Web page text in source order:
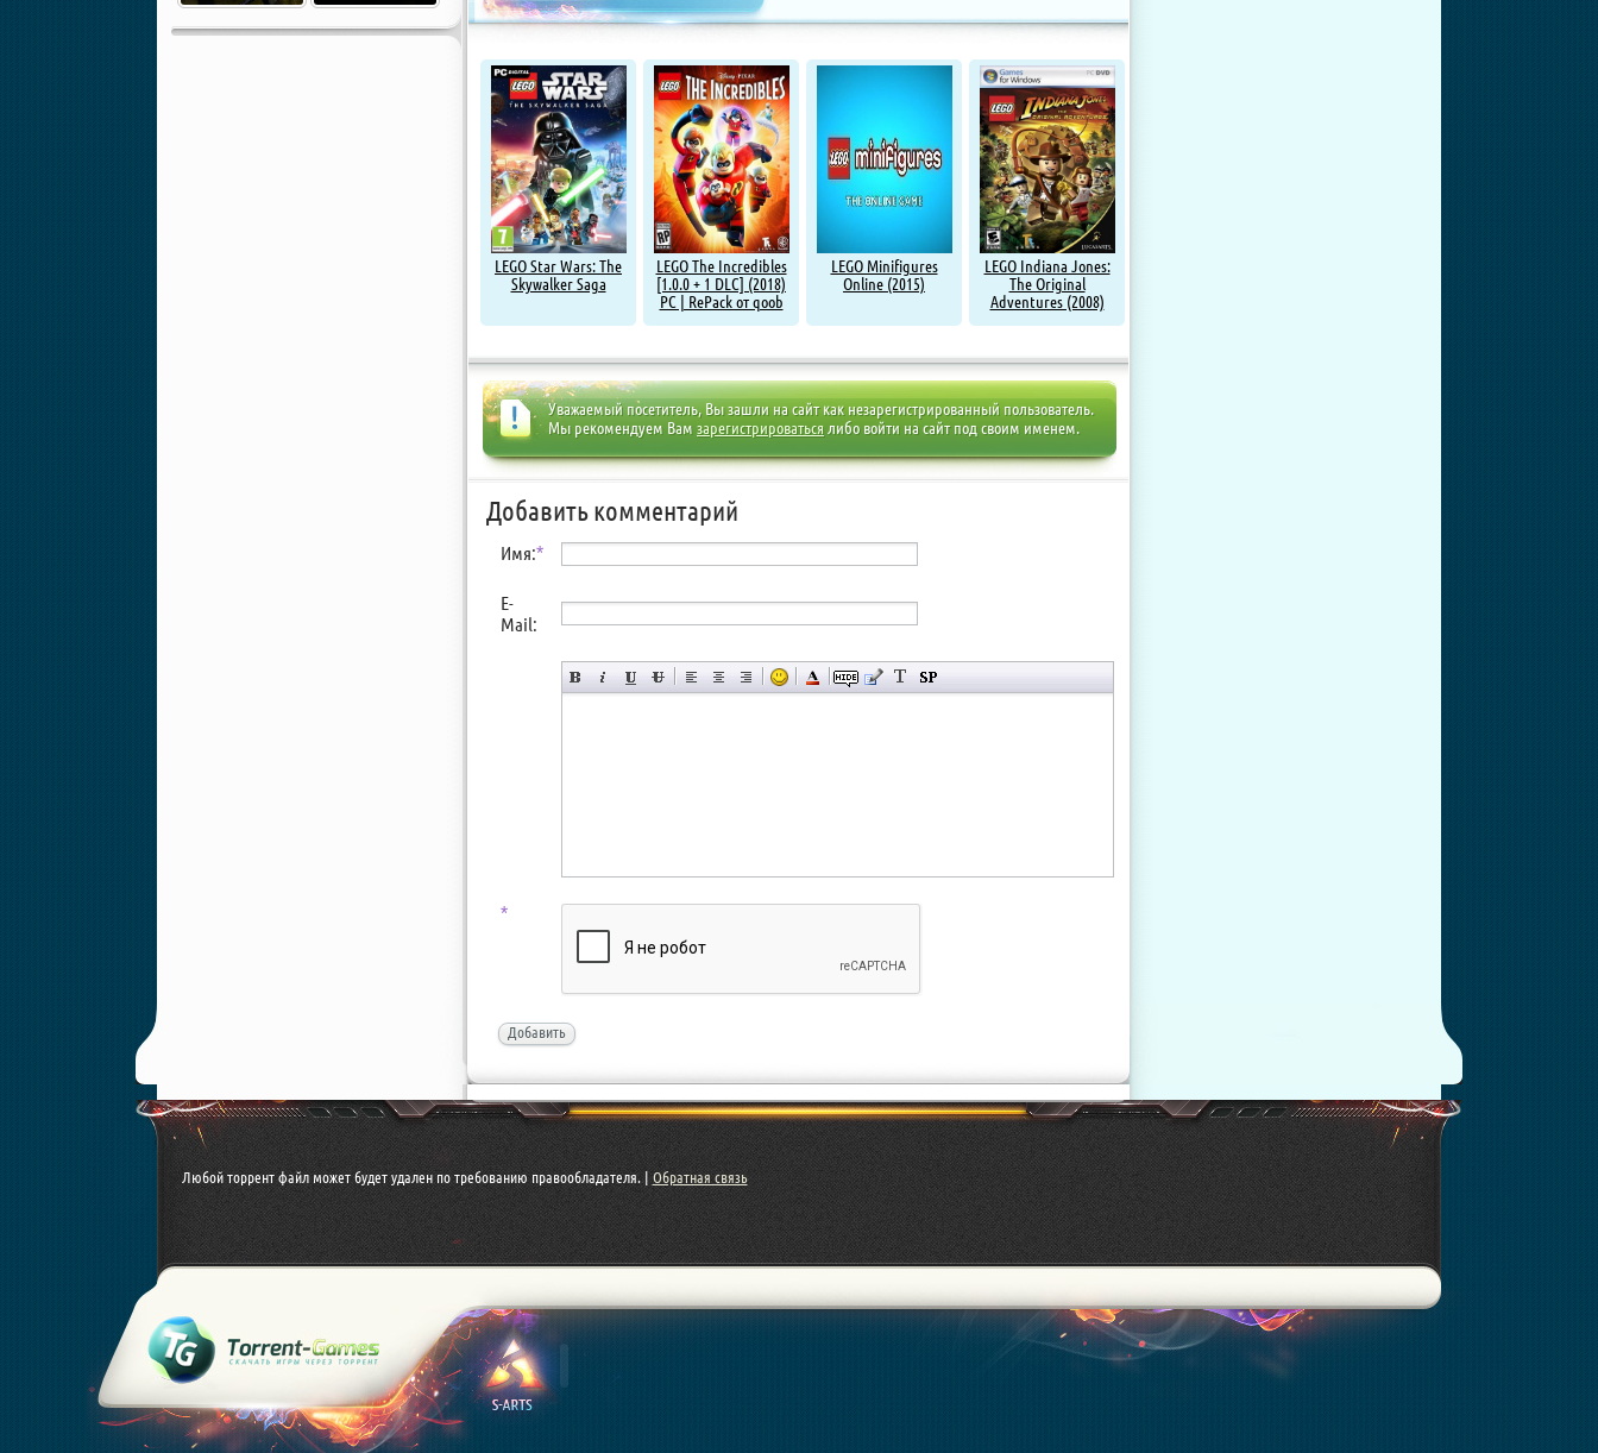
LEGO Star Wars: The
Skywalker Saga
LEGO The Incredibles
[1.0.0 + 1 DLC] (2018)
PC | RePack от qoob
LEGO Minifigures
Online (2015)
LEGO Indiana Jones:
The Original
Adventures (2008)
Уважаемый посетитель, Вы зашли на сайт как незарегистрированный пользователь.
Мы рекомендуем Вам зарегистрироватьсялибо войти на сайт под своим именем.
Добавить комментарий
Имя:*
E-
Mail:
*
Добавить
Любой торрент файл может будет удален по требованию правообладателя. |Обратная связь